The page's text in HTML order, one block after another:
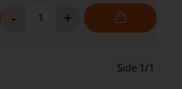
- +
Side 1/1